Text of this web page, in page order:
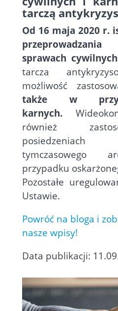
tarczą
Od 16 maja 2020 r.
sprawach
tarcza
możliwość
także w
karnych.
również
tymczasowego
przypadku
Pozostałe
Ustawie.
Powróć na bloga i
nasze wpisy!
Data publikacji: